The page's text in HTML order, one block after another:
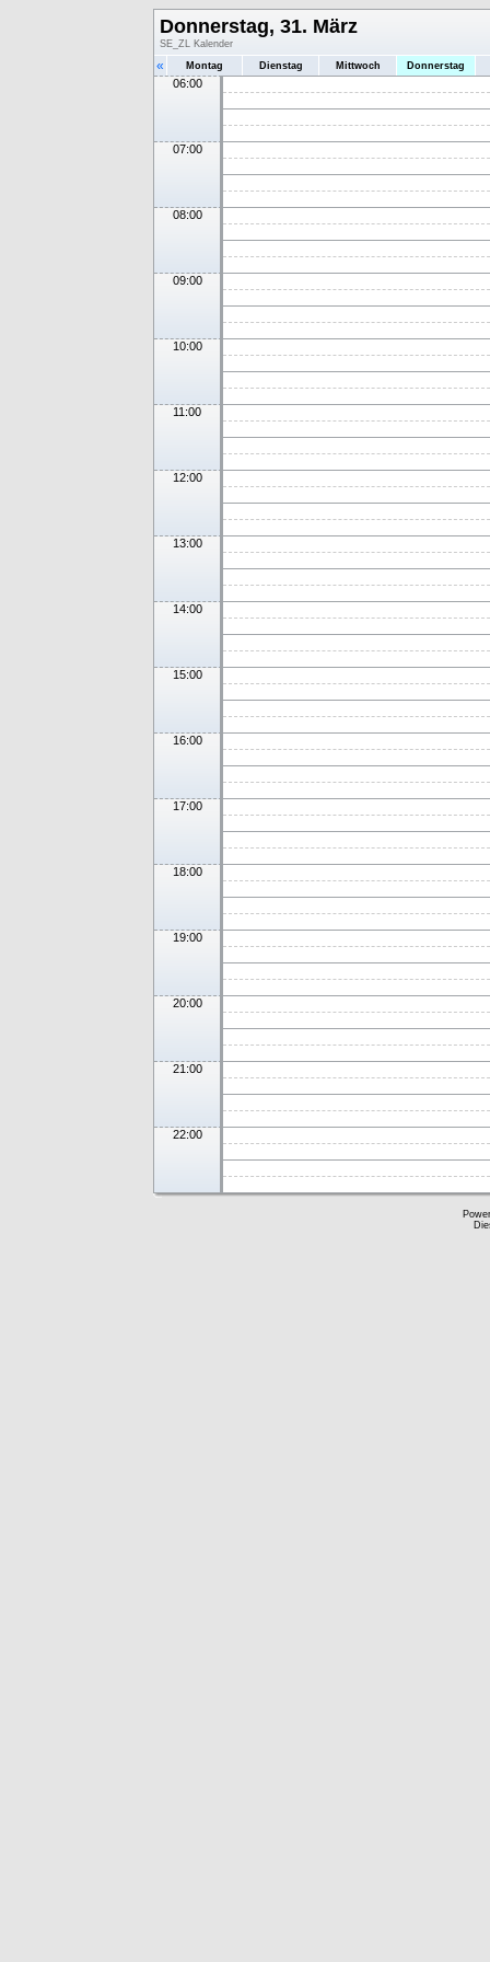
Donnerstag, 31. März
SE_ZL Kalender
« Montag Dienstag Mittwoch Donnerstag
06:00
07:00
08:00
09:00
10:00
11:00
12:00
13:00
14:00
15:00
16:00
17:00
18:00
19:00
20:00
21:00
22:00